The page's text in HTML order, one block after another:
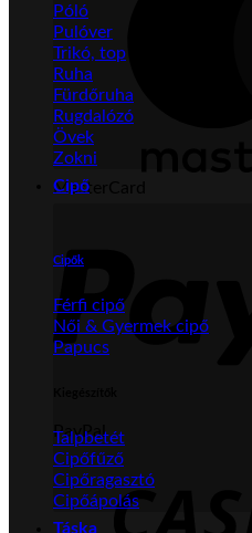
MasterCard
PayPal
Póló
Pulóver
Trikó, top
Ruha
Fürdőruha
Rugdalózó
Övek
Zokni
Cipő
Cipők
Férfi cipő
Női & Gyermek cipő
Papucs
Talpbetét
Cipőfűző
Cipőragasztó
Cipőápolás
Táska